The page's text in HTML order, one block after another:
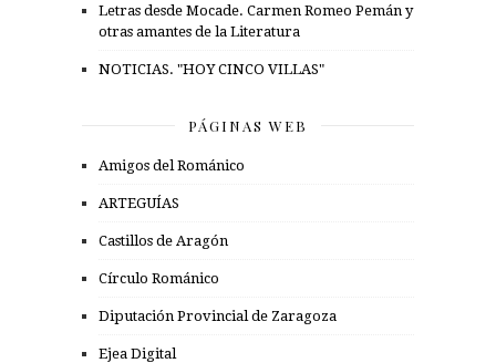
Letras desde Mocade. Carmen Romeo Pemán y
otras amantes de la Literatura
NOTICIAS. "HOY CINCO VILLAS"
PÁGINAS WEB
Amigos del Románico
ARTEGUÍAS
Castillos de Aragón
Círculo Románico
Diputación Provincial de Zaragoza
Ejea Digital